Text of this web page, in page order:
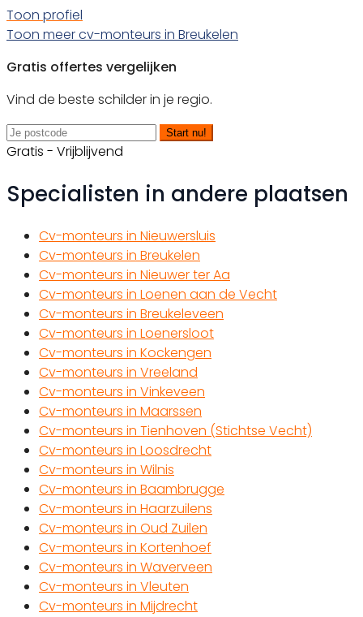
Toon profiel
Toon meer cv-monteurs in Breukelen
Gratis offertes vergelijken
Vind de beste schilder in je regio.
Start nu!
Gratis - Vrijblijvend
Specialisten in andere plaatsen
Cv-monteurs in Nieuwersluis
Cv-monteurs in Breukelen
Cv-monteurs in Nieuwer ter Aa
Cv-monteurs in Loenen aan de Vecht
Cv-monteurs in Breukeleveen
Cv-monteurs in Loenersloot
Cv-monteurs in Kockengen
Cv-monteurs in Vreeland
Cv-monteurs in Vinkeveen
Cv-monteurs in Maarssen
Cv-monteurs in Tienhoven (Stichtse Vecht)
Cv-monteurs in Loosdrecht
Cv-monteurs in Wilnis
Cv-monteurs in Baambrugge
Cv-monteurs in Haarzuilens
Cv-monteurs in Oud Zuilen
Cv-monteurs in Kortenhoef
Cv-monteurs in Waverveen
Cv-monteurs in Vleuten
Cv-monteurs in Mijdrecht